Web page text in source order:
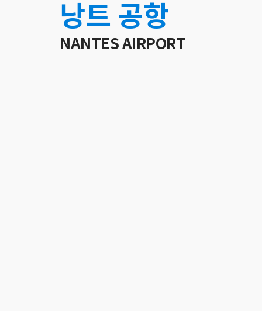
낭트 공항
NANTES AIRPORT